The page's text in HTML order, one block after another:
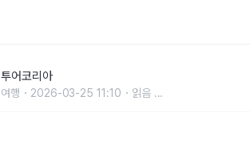
투어코리아
여행 2026-03-25 11:10 읽음 ...